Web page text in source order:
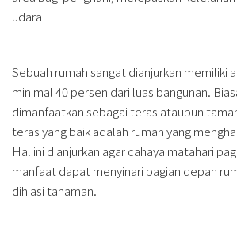
udara
Sebuah rumah sangat dianjurkan memiliki
minimal 40 persen dari luas bangunan.
dimanfaatkan sebagai teras ataupun
teras yang baik adalah rumah yang
Hal ini dianjurkan agar cahaya matahari
manfaat dapat menyinari bagian depan
dihiasi tanaman.